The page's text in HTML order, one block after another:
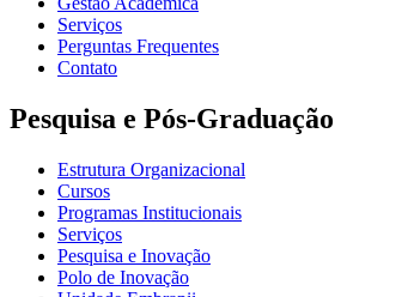
Serviços
Perguntas Frequentes
Contato
Pesquisa e Pós-Graduação
Estrutura Organizacional
Cursos
Programas Institucionais
Serviços
Pesquisa e Inovação
Polo de Inovação